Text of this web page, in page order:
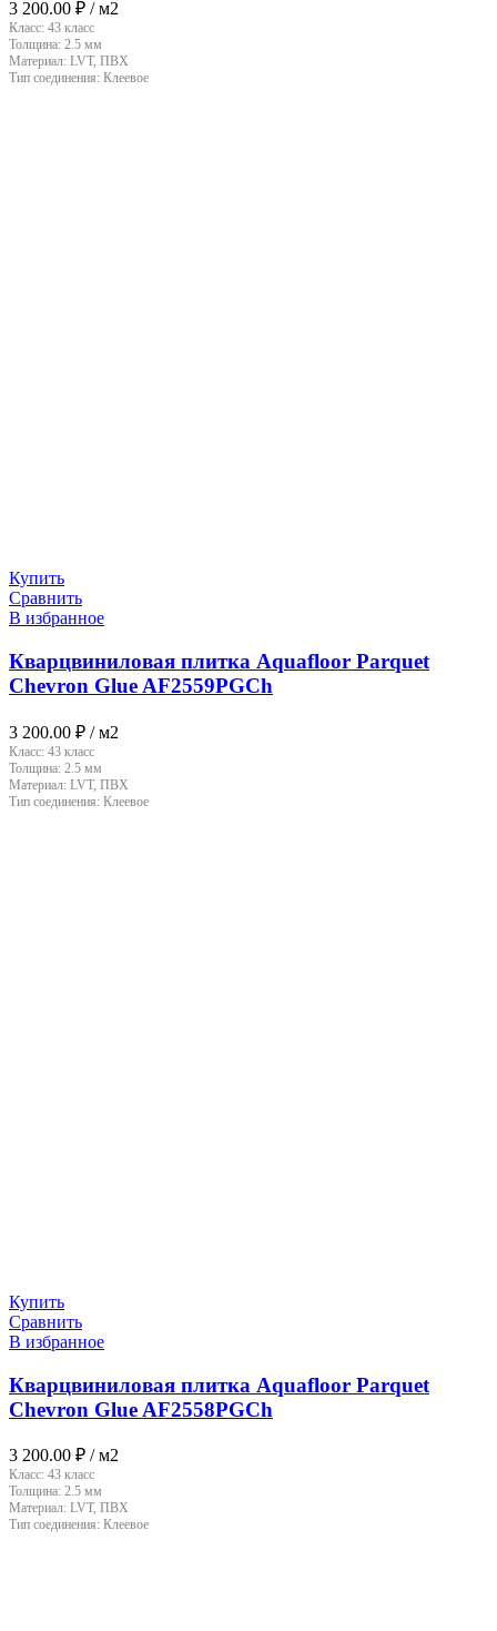
3 200.00 ₽ / м2
Класс: 43 класс
Толщина: 2.5 мм
Материал: LVT, ПВХ
Тип соединения: Клеевое
Купить
Сравнить
В избранное
Кварцвиниловая плитка Aquafloor Parquet
Chevron Glue AF2559PGCh
3 200.00 ₽ / м2
Класс: 43 класс
Толщина: 2.5 мм
Материал: LVT, ПВХ
Тип соединения: Клеевое
Купить
Сравнить
В избранное
Кварцвиниловая плитка Aquafloor Parquet
Chevron Glue AF2558PGCh
3 200.00 ₽ / м2
Класс: 43 класс
Толщина: 2.5 мм
Материал: LVT, ПВХ
Тип соединения: Клеевое